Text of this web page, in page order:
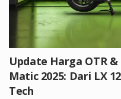
Update Harga OTR
Matic 2025: Dari LX
Tech